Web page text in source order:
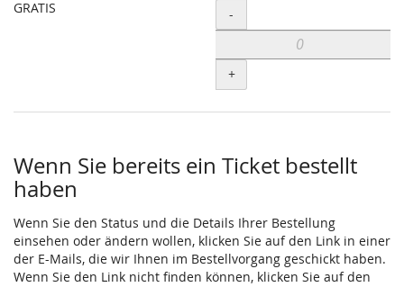
GRATIS Menge
-
+
Wenn Sie bereits ein Ticket bestellt
haben
Wenn Sie den Status und die Details Ihrer Bestellung
einsehen oder ändern wollen, klicken Sie auf den Link in einer
der E-Mails, die wir Ihnen im Bestellvorgang geschickt haben.
Wenn Sie den Link nicht finden können, klicken Sie auf den